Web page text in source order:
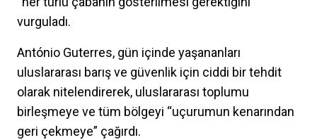
vurguladı.
António Guterres, gün içinde yaşananları
uluslararası barış ve güvenlik için ciddi bir tehdit
olarak nitelendirerek, uluslararası toplumu
birleşmeye ve tüm bölgeyi “uçurumun kenarından
geri çekmeye” çağırdı.